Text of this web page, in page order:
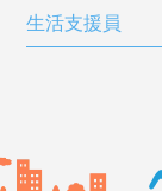
生活支援員